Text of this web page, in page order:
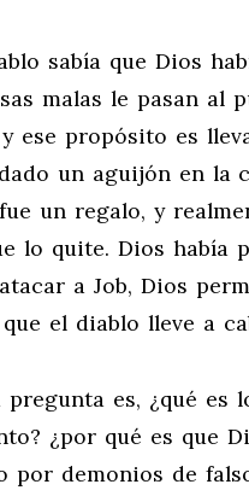
sabía que Dios
malas le pasan al
ese propósito es
un aguijón en la
un regalo, y
lo quite. Dios había
a Job, Dios
el diablo lleve a
pregunta es, ¿qué es
¿por qué es que
por demonios de